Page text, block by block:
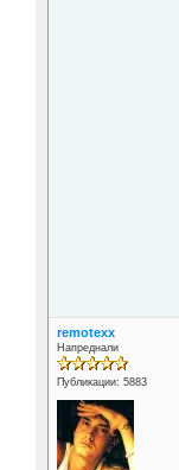
remotexx
Напреднали
Публикации: 5883